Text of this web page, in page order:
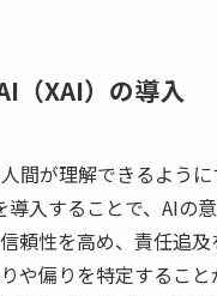
（XAI）の導入
間が理解できるよう
導入することで、AIの
頼性を高め、責任追
や偏りを特定するこ